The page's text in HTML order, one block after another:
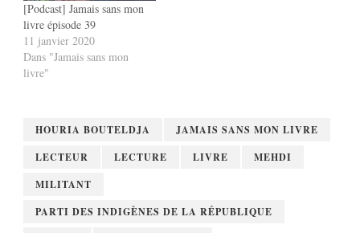
[Podcast] Jamais sans mon
livre épisode 39
11 janvier 2020
Dans "Jamais sans mon
livre"
HOURIA BOUTELDJA
JAMAIS SANS MON LIVRE
LECTEUR
LECTURE LIVRE
MEHDI
MILITANT
PARTI DES INDIGÈNES DE LA RÉPUBLIQUE